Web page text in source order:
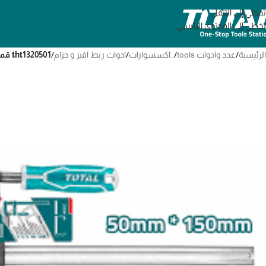
تخطي إلى التنقل
تخطي إلى المحتوى الرئيسي
الرئيسية/عدد وادوات tools / ..اكسسوارات/ادوات ربط افيز و حزام/tht1320501 قمطه حديد حرف f 50*150